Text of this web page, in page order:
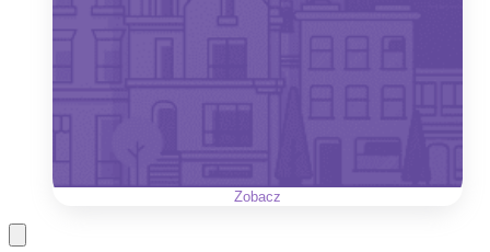
Zobacz